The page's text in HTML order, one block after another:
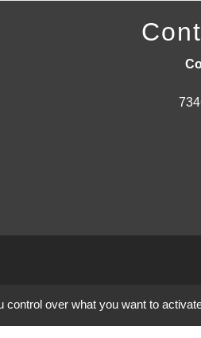
over what you want to